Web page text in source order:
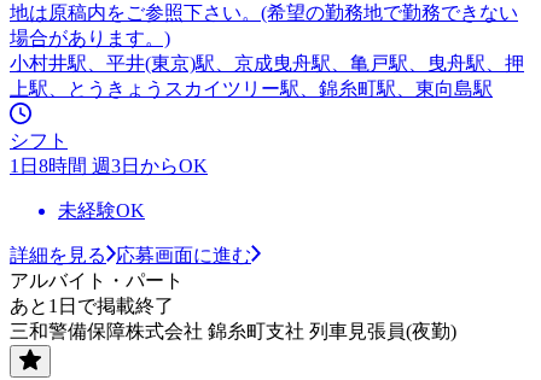
地は原稿内をご参照下さい。(希望の勤務地で勤務できない
場合があります。)
小村井駅、平井(東京)駅、京成曳舟駅、亀戸駅、曳舟駅、押
上駅、とうきょうスカイツリー駅、錦糸町駅、東向島駅
シフト
1日8時間 週3日からOK
未経験OK
詳細を見る
応募画面に進む
アルバイト・パート
あと1日で掲載終了
三和警備保障株式会社 錦糸町支社 列車見張員(夜勤)